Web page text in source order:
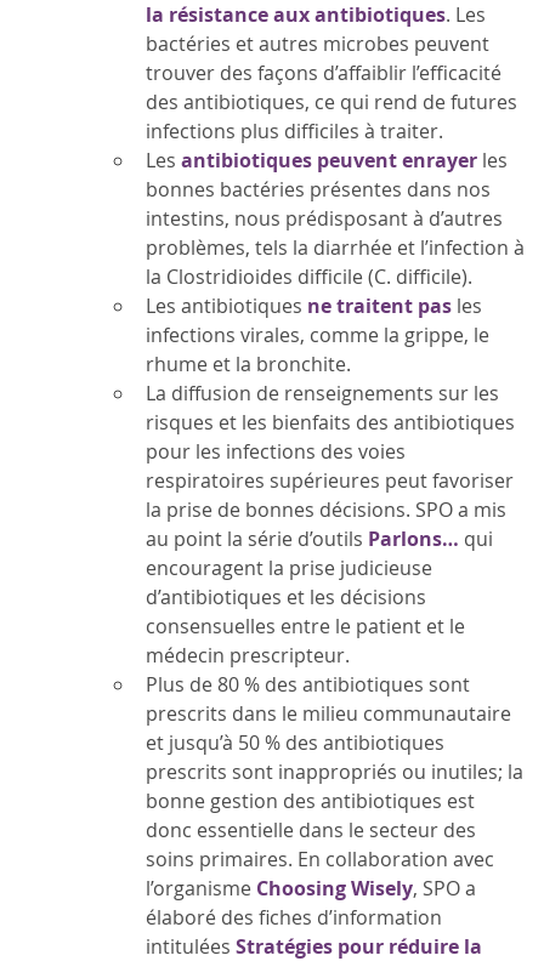
la résistance aux antibiotiques. Les
bactéries et autres microbes peuvent
trouver des façons d’affaiblir l’efficacité
des antibiotiques, ce qui rend de futures
infections plus difficiles à traiter.
Les antibiotiques peuvent enrayer les
bonnes bactéries présentes dans nos
intestins, nous prédisposant à d’autres
problèmes, tels la diarrhée et l’infection à
la Clostridioides difficile (C. difficile).
Les antibiotiques ne traitent pas les
infections virales, comme la grippe, le
rhume et la bronchite.
La diffusion de renseignements sur les
risques et les bienfaits des antibiotiques
pour les infections des voies
respiratoires supérieures peut favoriser
la prise de bonnes décisions. SPO a mis
au point la série d’outils Parlons… qui
encouragent la prise judicieuse
d’antibiotiques et les décisions
consensuelles entre le patient et le
médecin prescripteur.
Plus de 80 % des antibiotiques sont
prescrits dans le milieu communautaire
et jusqu’à 50 % des antibiotiques
prescrits sont inappropriés ou inutiles; la
bonne gestion des antibiotiques est
donc essentielle dans le secteur des
soins primaires. En collaboration avec
l’organisme Choosing Wisely, SPO a
élaboré des fiches d’information
intitulées Stratégies pour réduire la